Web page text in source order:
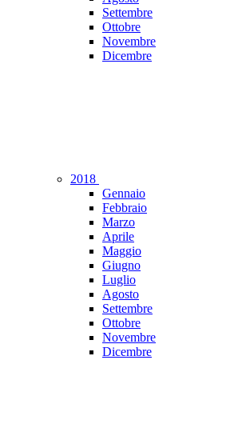
Settembre
Ottobre
Novembre
Dicembre
2018
Gennaio
Febbraio
Marzo
Aprile
Maggio
Giugno
Luglio
Agosto
Settembre
Ottobre
Novembre
Dicembre